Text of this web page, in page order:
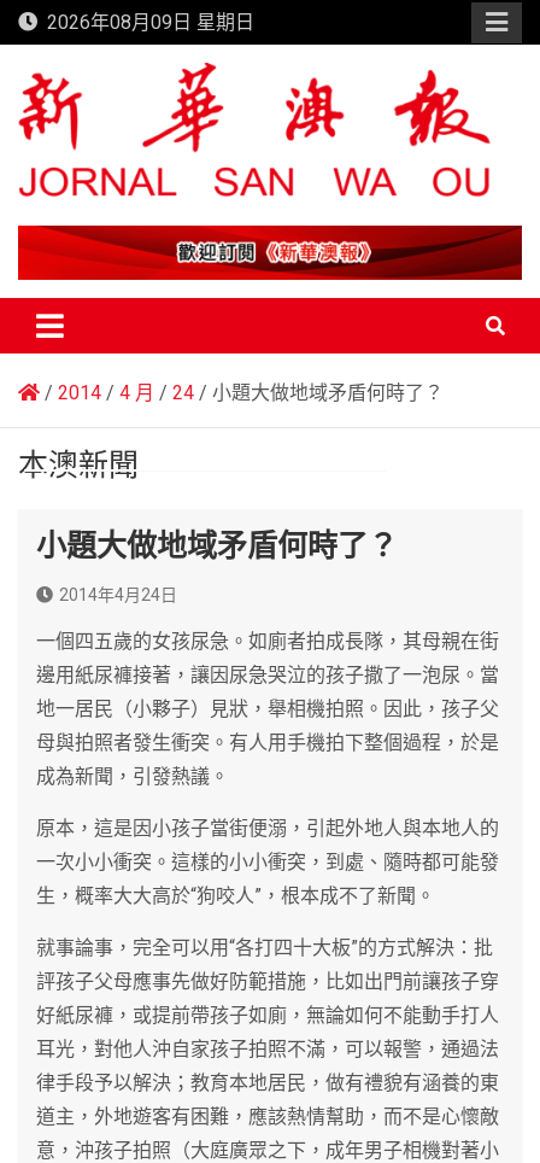
Skip
to
content
2026年08月09日 星期日
新華澳報
2014 4 月 24 小題大做地域矛盾何時了？
本澳新聞
小題大做地域矛盾何時了？
2014年4月24日
一個四五歲的女孩尿急。如廁者拍成長隊，其母親在街
邊用紙尿褲接著，讓因尿急哭泣的孩子撒了一泡尿。當
地一居民（小夥子）見狀，舉相機拍照。因此，孩子父
母與拍照者發生衝突。有人用手機拍下整個過程，於是
成為新聞，引發熱議。
原本，這是因小孩子當街便溺，引起外地人與本地人的
一次小小衝突。這樣的小小衝突，到處、隨時都可能發
生，概率大大高於“狗咬人”，根本成不了新聞。
就事論事，完全可以用“各打四十大板”的方式解決：批
評孩子父母應事先做好防範措施，比如出門前讓孩子穿
好紙尿褲，或提前帶孩子如廁，無論如何不能動手打人
耳光，對他人沖自家孩子拍照不滿，可以報警，通過法
律手段予以解決；教育本地居民，做有禮貌有涵養的東
道主，外地遊客有困難，應該熱情幫助，而不是心懷敵
意，沖孩子拍照（大庭廣眾之下，成年男子相機對著小